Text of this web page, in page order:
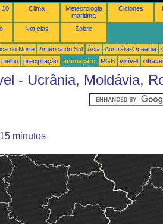
10
Clima
Meteorologia
maritima
Ciclones
Notícias Sobre
do Norte América do Sul Ásia Austrália-Oceania
precipitação animação: RGB visível
- Ucrânia, Moldávia,
minutos